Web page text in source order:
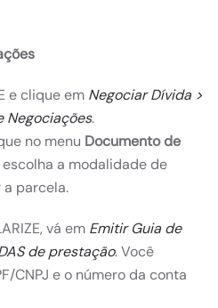
e clique em Negociar Dívida >
Negociações.
no menu Documento de
escolha a modalidade de
parcela.
vá em Emitir Guia de
de prestação. Você
CNPJ e o número da conta